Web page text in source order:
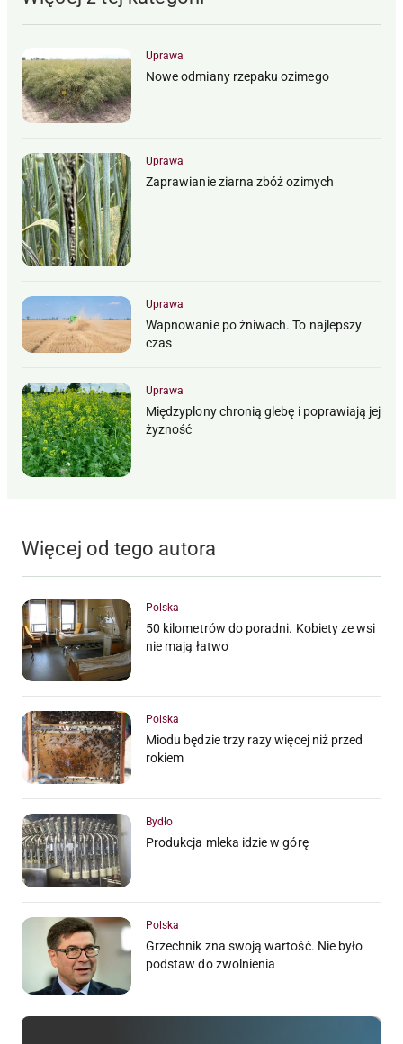
Uprawa
Nowe odmiany rzepaku ozimego
Uprawa
Zaprawianie ziarna zbóż ozimych
Uprawa
Wapnowanie po żniwach. To najlepszy
czas
Uprawa
Międzyplony chronią glebę i poprawiają jej
żyzność
Więcej od tego autora
Polska
50 kilometrów do poradni. Kobiety ze wsi
nie mają łatwo
Polska
Miodu będzie trzy razy więcej niż przed
rokiem
Bydło
Produkcja mleka idzie w górę
Polska
Grzechnik zna swoją wartość. Nie było
podstaw do zwolnienia